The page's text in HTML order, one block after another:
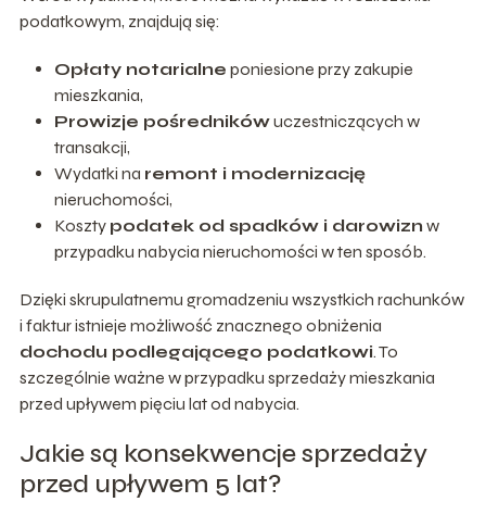
podatkowym, znajdują się:
Opłaty notarialne poniesione przy zakupie
mieszkania,
Prowizje pośrednikówuczestniczących w
transakcji,
Wydatki na remont i modernizację
nieruchomości,
Koszty podatek od spadków i darowizn w
przypadku nabycia nieruchomości w ten sposób.
Dzięki skrupulatnemu gromadzeniu wszystkich rachunków
i faktur istnieje możliwość znacznego obniżenia
dochodu podlegającego podatkowi. To
szczególnie ważne w przypadku sprzedaży mieszkania
przed upływem pięciu lat od nabycia.
Jakie są konsekwencje sprzedaży
przed upływem 5 lat?